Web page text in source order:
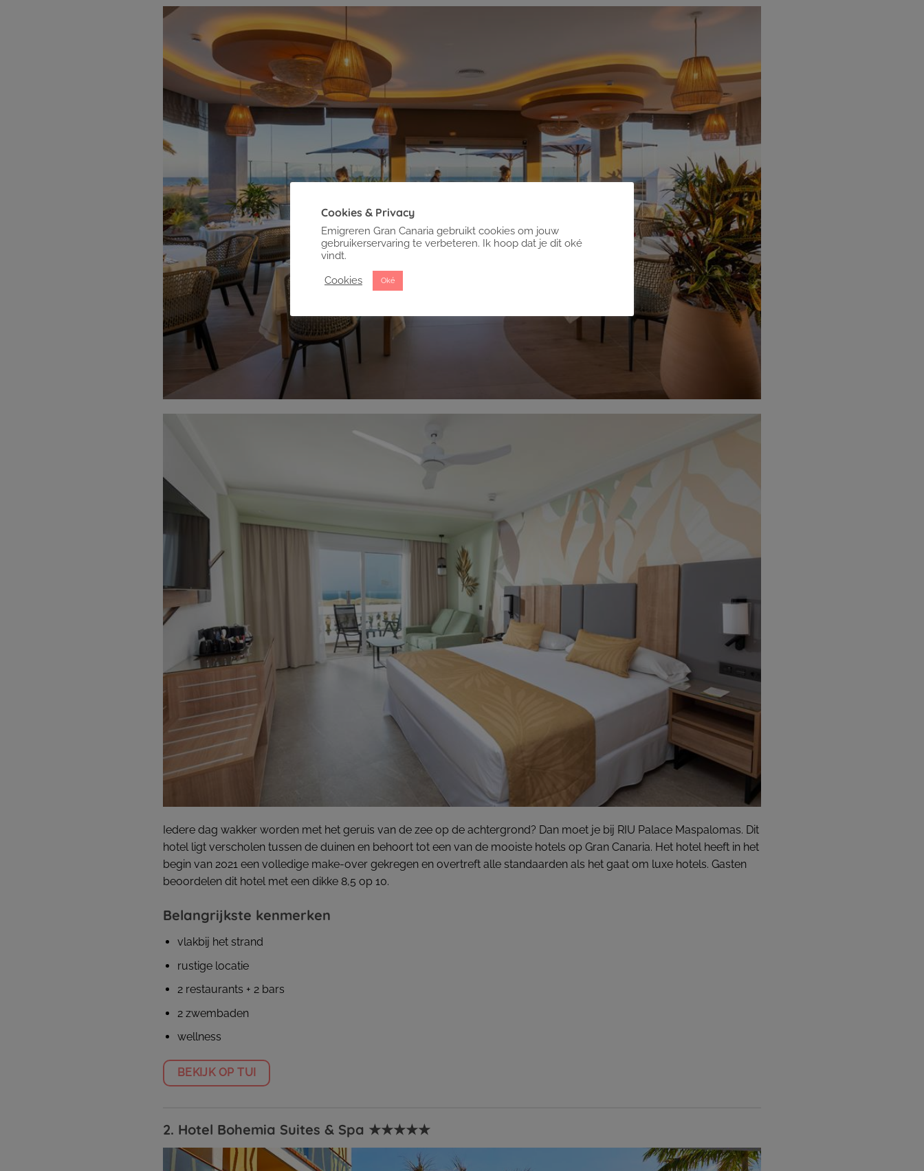
Iedere dag wakker worden met het geruis van de zee op de achtergrond? Dan moet je bij RIU Palace Maspalomas. Dit
hotel ligt verscholen tussen de duinen en behoort tot een van de mooiste hotels op Gran Canaria. Het hotel heeft in het
begin van 2021 een volledige make-over gekregen en overtreft alle standaarden als het gaat om luxe hotels. Gasten
beoordelen dit hotel met een dikke 8,5 op 10.
Belangrijkste kenmerken
vlakbij het strand
rustige locatie
2 restaurants + 2 bars
2 zwembaden
wellness
BEKIJK OP TUI
2. Hotel Bohemia Suites & Spa ★★★★★
Cookies & Privacy
Emigreren Gran Canaria gebruikt cookies om jouw
gebruikerservaring te verbeteren. Ik hoop dat je dit oké
vindt.
Cookies Oké